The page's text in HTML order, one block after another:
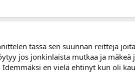
tässä sen suunnan reittejä
jos jonkinlaista mutkaa ja
en vielä ehtinyt kun oli